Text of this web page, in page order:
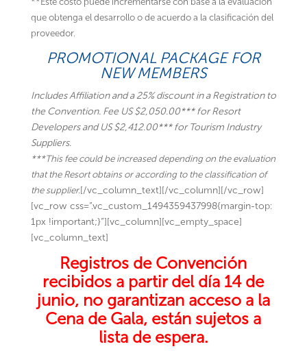
que obtenga el desarrollo o de acuerdo a la clasificación del
proveedor.
PROMOTIONAL PACKAGE FOR
NEW MEMBERS
Includes Affiliation and a 25% discount in a Registration to
the Convention. Fee US $2,050.00*** for Resort
Developers and US $2,412.00*** for Tourism Industry
Suppliers.
***This fee could be increased depending on the evaluation
that the Resort obtains or according to the classification of
the supplier.[/vc_column_text][/vc_column][/vc_row]
[vc_row css=”.vc_custom_1494359437998{margin-top:
1px !important;}”][vc_column][vc_empty_space]
[vc_column_text]
Registros de Convención
recibidos a partir del día 14 de
junio, no garantizan acceso a la
Cena de Gala, están sujetos a
lista de espera.